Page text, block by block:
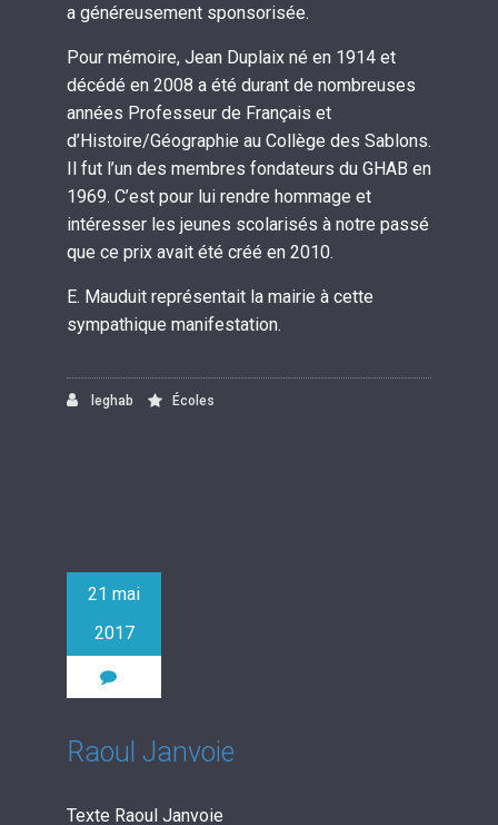
a généreusement sponsorisée.
Pour mémoire, Jean Duplaix né en 1914 et
décédé en 2008 a été durant de nombreuses
années Professeur de Français et
d’Histoire/Géographie au Collège des Sablons.
Il fut l’un des membres fondateurs du GHAB en
1969. C’est pour lui rendre hommage et
intéresser les jeunes scolarisés à notre passé
que ce prix avait été créé en 2010.
E. Mauduit représentait la mairie à cette
sympathique manifestation.
leghab Écoles
21 mai
2017
Raoul Janvoie
Texte Raoul Janvoie